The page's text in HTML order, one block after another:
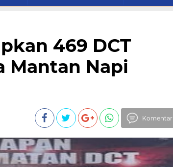
469 DCT
Mantan Napi
Komentar